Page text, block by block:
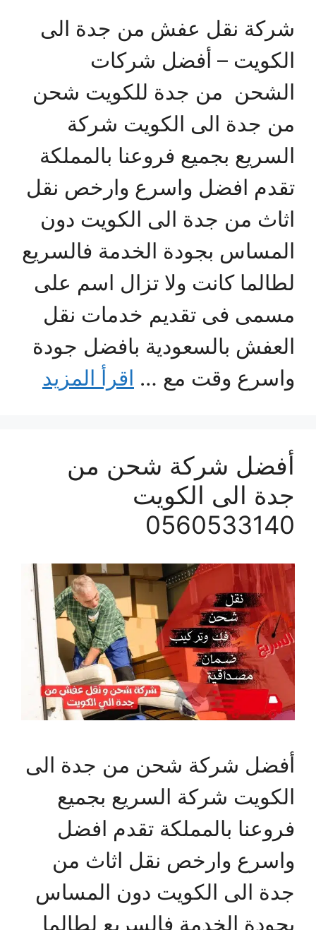
شركة نقل عفش من جدة الى
الكويت – أفضل شركات
الشحن من جدة للكويت شحن
من جدة الى الكويت شركة
السريع بجميع فروعنا بالمملكة
تقدم افضل واسرع وارخص نقل
اثاث من جدة الى الكويت دون
المساس بجودة الخدمة فالسريع
لطالما كانت ولا تزال اسم على
مسمى فى تقديم خدمات نقل
العفش بالسعودية بافضل جودة
واسرع وقت مع … اقرأ المزيد
أفضل شركة شحن من
جدة الى الكويت
0560533140
أفضل شركة شحن من جدة الى
الكويت شركة السريع بجميع
فروعنا بالمملكة تقدم افضل
واسرع وارخص نقل اثاث من
جدة الى الكويت دون المساس
بجودة الخدمة فالسريع لطالما